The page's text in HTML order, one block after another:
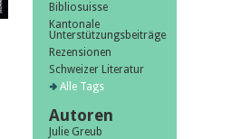
Bibliosuisse
Kantonale
Unterstützungsbeiträge
Rezensionen
Schweizer Literatur
Alle Tags
Autoren
Julie Greub